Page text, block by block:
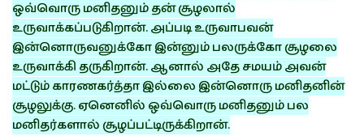
ஒவ்வொரு மனிதனும் தன் சூழலால்
உருவாக்கப்படுகிறான். அப்படி உருவாபவன்
இன்னொருவனுக்கோ இன்னும் பலருக்கோ சூழலை
உருவாக்கி தருகிறான். ஆனால் அதே சமயம் அவன்
மட்டும் காரணகர்த்தா இல்லை இன்னொரு மனிதனின்
சூழலுக்கு. ஏனெனில் ஒவ்வொரு மனிதனும் பல
மனிதர்களால் சூழப்பட்டிருக்கிறான்.